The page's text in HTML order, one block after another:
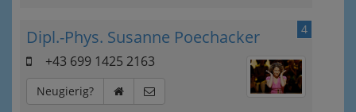
4
Dipl.-Phys. Susanne Poechacker
+43 699 1425 2163
Neugierig?